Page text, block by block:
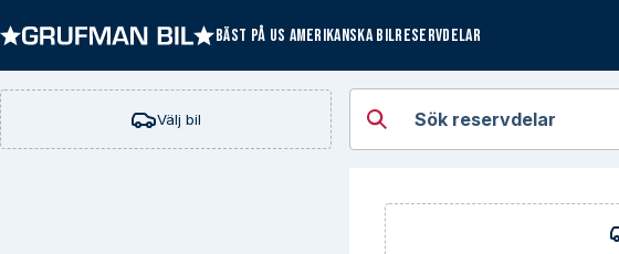
BÄST PÅ US AMERIKANSKA BILRESERVDELAR
Välj bil
Sök reservdelar